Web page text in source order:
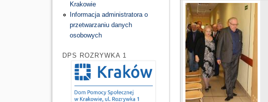
Krakowie
Informacja administratora o
przetwarzaniu danych
osobowych
DPS ROZRYWKA 1